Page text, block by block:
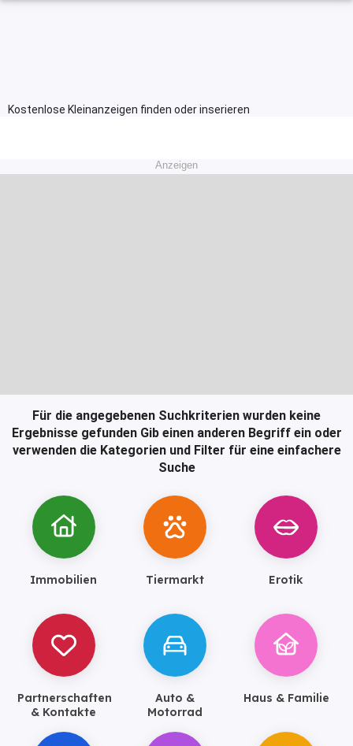
Kostenlose Kleinanzeigen finden oder inserieren
Anzeigen
Für die angegebenen Suchkriterien wurden keine
Ergebnisse gefunden Gib einen anderen Begriff ein oder
verwenden die Kategorien und Filter für eine einfachere
Suche
Immobilien Tiermarkt Erotik
Partnerschaften
& Kontakte
Auto &
Motorrad
Haus & Familie